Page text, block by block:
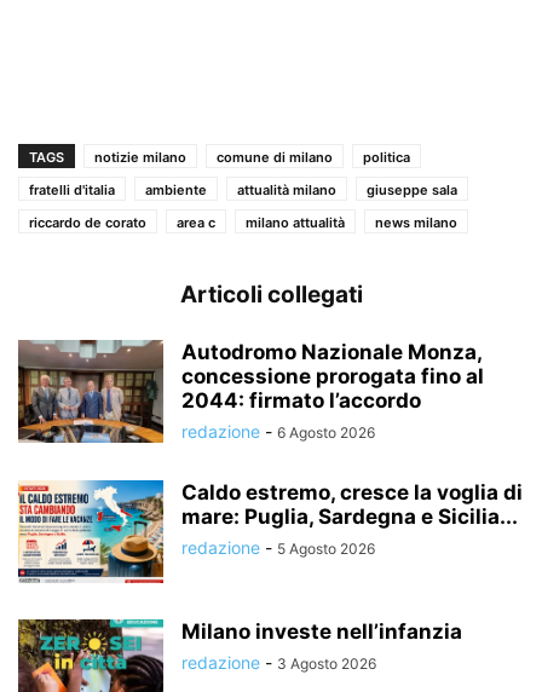
TAGS notizie milano comune di milano
politica
fratelli d'italia
ambiente attualità milano
giuseppe sala
riccardo de corato
area c milano attualità news milano
Articoli collegati
Autodromo Nazionale Monza,
concessione prorogata fino al
2044: firmato l’accordo
redazione - 6 Agosto 2026
Caldo estremo, cresce la voglia di
mare: Puglia, Sardegna e Sicilia...
redazione - 5 Agosto 2026
Milano investe nell’infanzia
redazione - 3 Agosto 2026